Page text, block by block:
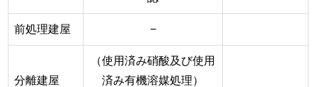
前処理建屋 −
分離建屋
（使用済み硝酸及び使用
済み有機溶媒処理）